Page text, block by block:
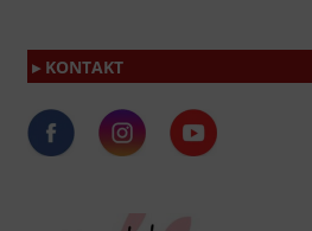
▸ KONTAKT